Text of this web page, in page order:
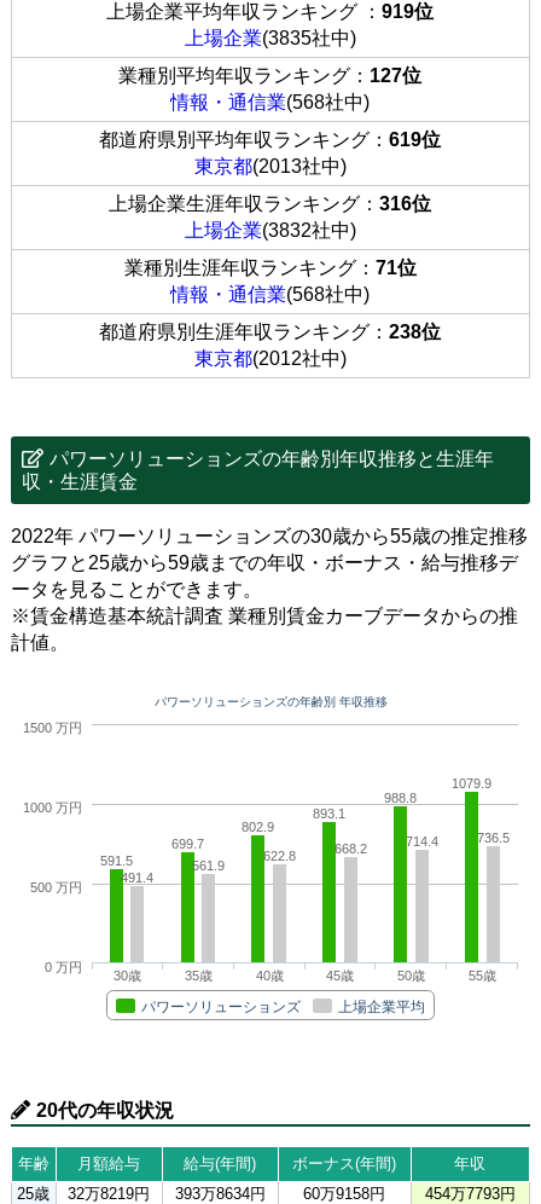
上場企業平均年収ランキング ：919位
上場企業(3835社中)
業種別平均年収ランキング： 127位
情報・通信業(568社中)
都道府県別平均年収ランキング：619位
東京都(2013社中)
上場企業生涯年収ランキング：316位
上場企業(3832社中)
業種別生涯年収ランキング： 71位
情報・通信業(568社中)
都道府県別生涯年収ランキング：238位
東京都(2012社中)
パワーソリューションズの年齢別年収推移と生涯年
収・生涯賃金
2022年 パワーソリューションズの30歳から55歳の推定推移
グラフと25歳から59歳までの年収・ボーナス・給与推移デ
ータを見ることができます。
※賃金構造基本統計調査 業種別賃金カーブデータからの推
計値。
パワーソリューションズの年齢別 年収推移
591.5
699.7
802.9
893.1
988.8
1079.9
491.4
561.9
622.8 668.2 714.4 736.5
パワーソリューションズ 上場企業平均
30歳 35歳 40歳 45歳 50歳 55歳
0 万円
500 万円
1000 万円
1500 万円
20代の年収状況
年齢 月額給与 給与(年間) ボーナス(年間)
年収
25歳
32万8219円 393万8634円 60万9158円
454万7793円